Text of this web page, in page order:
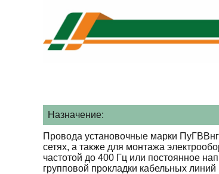
Назначение:
Провода установочные марки
сетях, а также для монтажа
частотой до 400 Гц или постоянное
групповой прокладки кабельных